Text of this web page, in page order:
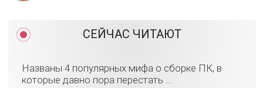
СЕЙЧАС ЧИТАЮТ
Названы 4 популярных мифа о сборке ПК, в
которые давно пора перестать ...